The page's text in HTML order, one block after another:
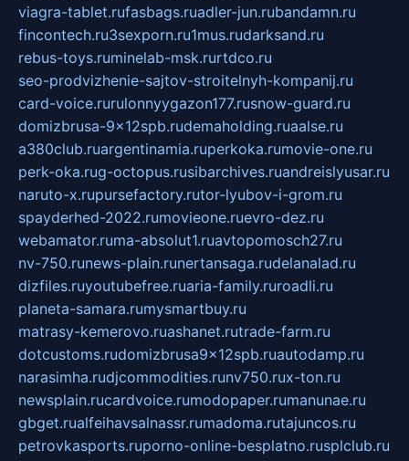
viagra-tablet.rufasbags.ruadler-jun.rubandamn.ru
fincontech.ru3sexporn.ru1mus.rudarksand.ru
rebus-toys.ruminelab-msk.rurtdco.ru
seo-prodvizhenie-sajtov-stroitelnyh-kompanij.ru
card-voice.rurulonnyygazon177.rusnow-guard.ru
domizbrusa-9x12spb.rudemaholding.ruaalse.ru
a380club.ruargentinamia.ruperkoka.rumovie-one.ru
perk-oka.rug-octopus.rusibarchives.ruandreislyusar.ru
naruto-x.rupursefactory.rutor-lyubov-i-grom.ru
spayderhed-2022.rumovieone.ruevro-dez.ru
webamator.ruma-absolut1.ruavtopomosch27.ru
nv-750.runews-plain.runertansaga.rudelanalad.ru
dizfiles.ruyoutubefree.ruaria-family.ruroadli.ru
planeta-samara.rumysmartbuy.ru
matrasy-kemerovo.ruashanet.rutrade-farm.ru
dotcustoms.rudomizbrusa9x12spb.ruautodamp.ru
narasimha.rudjcommodities.runv750.rux-ton.ru
newsplain.rucardvoice.rumodopaper.rumanunae.ru
gbget.rualfeihavsalnassr.rumadoma.rutajuncos.ru
petrovkasports.ruporno-online-besplatno.rusplclub.ru